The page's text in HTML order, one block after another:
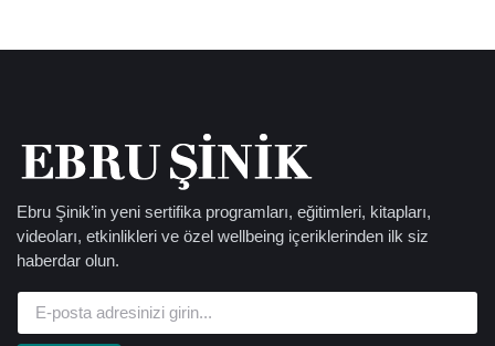
Ebru Şinik’in yeni sertifika programları, eğitimleri, kitapları,
videoları, etkinlikleri ve özel wellbeing içeriklerinden ilk siz
haberdar olun.